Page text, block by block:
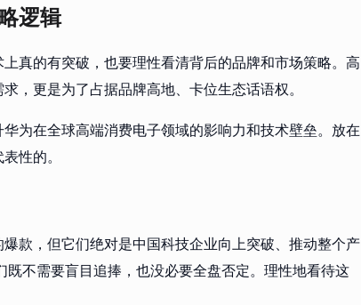
逻辑
真的有突破，也要理性看清背后的品牌和市场策略。高
，更是为了占据品牌高地、卡位生态话语权。
为在全球高端消费电子领域的影响力和技术壁垒。放在
性的。
款，但它们绝对是中国科技企业向上突破、推动整个产
不需要盲目追捧，也没必要全盘否定。理性地看待这